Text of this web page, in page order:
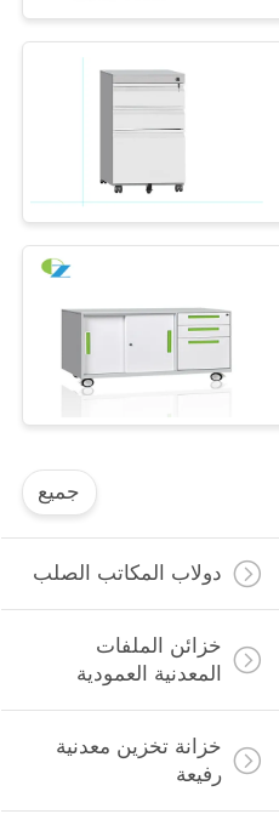
جميع
دولاب المكاتب الصلب
خزائن الملفات
المعدنية العمودية
خزانة تخزين معدنية
رفيعة